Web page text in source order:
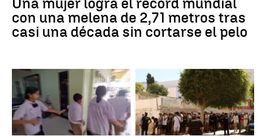
con una melena de 2,71 metros tras
casi una década sin cortarse el pelo